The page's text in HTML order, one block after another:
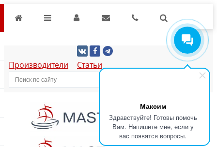
Максим
Здравствуйте! Готовы помочь
Вам. Напишите мне, если у
вас появятся вопросы.
Производители Статьи